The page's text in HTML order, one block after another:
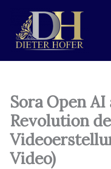
springen
Navigation
springen
springen
Sora Open AI
Revolution
Video)